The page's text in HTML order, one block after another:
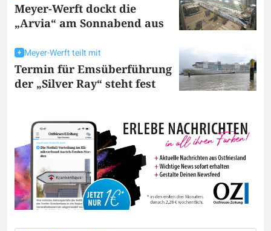
Meyer-Werft dockt die
„Arvia“ am Sonnabend aus
Meyer-Werft teilt mit
Termin für Emsüberführung
der „Silver Ray“ steht fest